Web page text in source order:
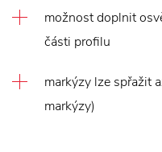
možnost doplnit
části profilu
markýzy lze spřažit
markýzy)